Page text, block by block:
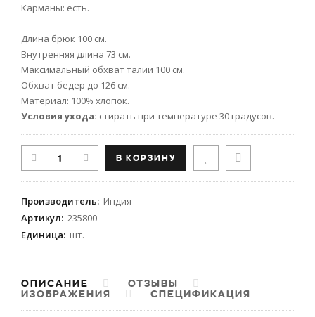
Карманы: есть.
Длина брюк 100 см.
Внутренняя длина 73 см.
Максимальный обхват талии 100 см.
Обхват бедер до 126 см.
Материал: 100% хлопок.
Условия ухода: стирать при температуре 30 градусов.
Производитель: Индия
Артикул: 235800
Единица: шт.
ОПИСАНИЕ
ОТЗЫВЫ
ИЗОБРАЖЕНИЯ
СПЕЦИФИКАЦИЯ